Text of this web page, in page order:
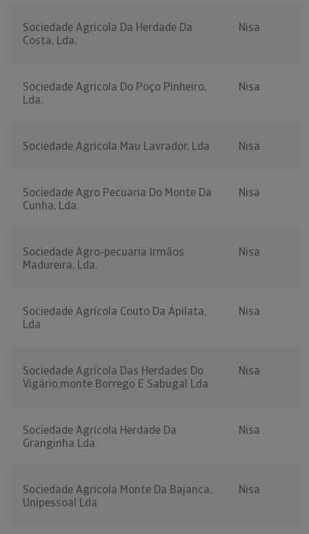
Sociedade Agricola Da Herdade Da
Costa, Lda.
Nisa
Sociedade Agricola Do Poço Pinheiro,
Lda.
Nisa
Sociedade Agricola Mau Lavrador, Lda Nisa
Sociedade Agro Pecuaria Do Monte Da
Cunha, Lda.
Nisa
Sociedade Agro-pecuaria Irmãos
Madureira, Lda.
Nisa
Sociedade Agrícola Couto Da Apilata,
Lda
Nisa
Sociedade Agrícola Das Herdades Do
Vigário,monte Borrego E Sabugal Lda
Nisa
Sociedade Agrícola Herdade Da
Granginha Lda
Nisa
Sociedade Agrícola Monte Da Bajanca,
Unipessoal Lda
Nisa